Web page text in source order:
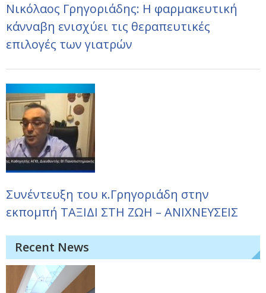
Νικόλαος Γρηγοριάδης: Η φαρμακευτική
κάνναβη ενισχύει τις θεραπευτικές
επιλογές των γιατρών
Συνέντευξη του κ.Γρηγοριάδη στην
εκπομπή ΤΑΞΙΔΙ ΣΤΗ ΖΩΗ – ΑΝΙΧΝΕΥΣΕΙΣ
Recent News